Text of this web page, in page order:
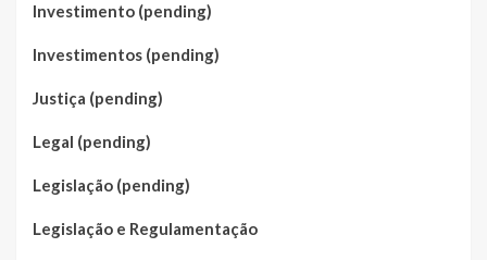
Investimento (pending)
Investimentos (pending)
Justiça (pending)
Legal (pending)
Legislação (pending)
Legislação e Regulamentação